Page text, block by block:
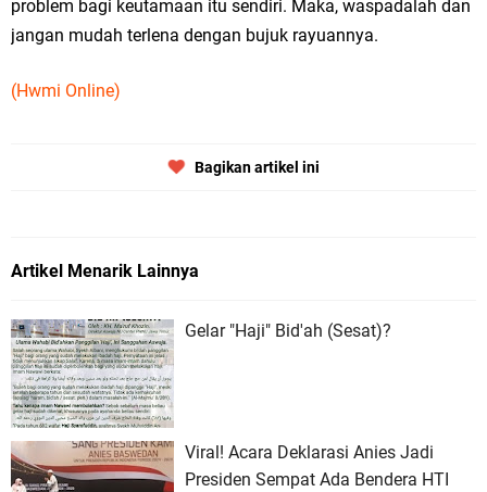
problem bagi keutamaan itu sendiri. Maka, waspadalah dan
jangan mudah terlena dengan bujuk rayuannya.
(Hwmi Online)
Bagikan artikel ini
Artikel Menarik Lainnya
Gelar "Haji" Bid'ah (Sesat)?
Viral! Acara Deklarasi Anies Jadi
Presiden Sempat Ada Bendera HTI